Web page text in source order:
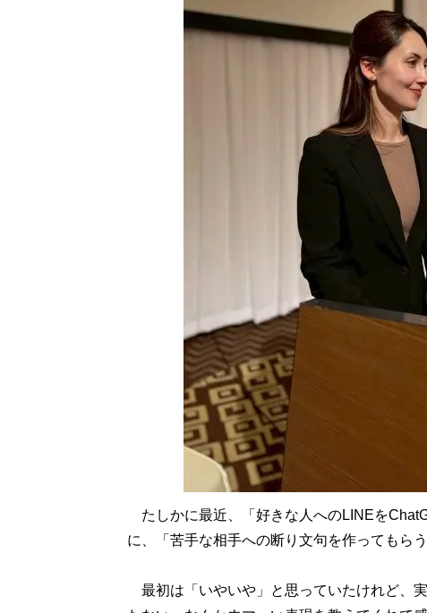
たしかに最近、「好きな人へのLINEを
に、「苦手な相手への断り文句を作ってもら
最初は「いやいや」と思っていたけれど、